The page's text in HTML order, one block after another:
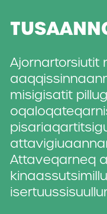
Ajornartorsiutit
misigisatit
Attaveqarneq
kinaassutsimillu